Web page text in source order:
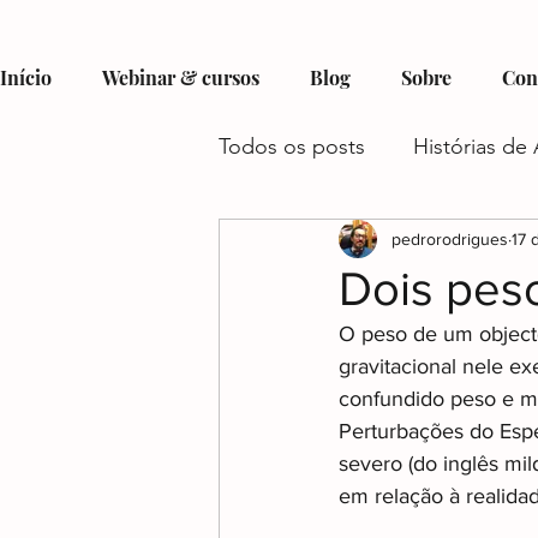
Início Webinar & cursos Blog Sobre
Todos os posts Histórias de
Hobbies e Interesses no
Recursos e Suporte para
Autismo e Condições
Dois
pedrorodrigues 17
O peso de um
gravitacional nele
confundido peso e
Perturbações do
severo (do inglês
em relação à